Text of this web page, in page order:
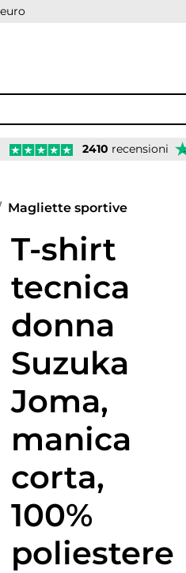
2410 recensioni
Magliette sportive
T-shirt
tecnica
donna
Suzuka
Joma,
manica
corta,
100%
poliestere